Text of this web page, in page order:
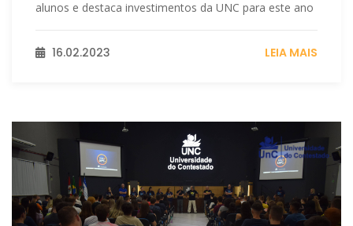
alunos e destaca investimentos da UNC para este ano
16.02.2023 LEIA MAIS